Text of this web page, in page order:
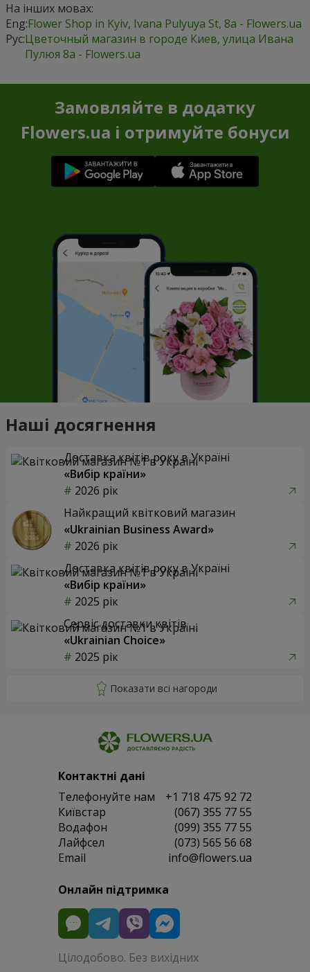
На інших мовах:
Eng:Flower Shop in Kyiv, Ivana Pulyuya St, 8а - Flowers.ua
Рус:Цветочный магазин в городе Киев, улица Ивана
Пулюя 8а - Flowers.ua
Замовляйте в додатку
Flowers.ua і отримуйте бонуси
Наші досягнення
Доставка квітів року в Україні
«Вибір країни»
2026 рік
Найкращий квітковий магазин
«Ukrainian Business Award»
2026 рік
Доставка квітів року в Україні
«Вибір країни»
2025 рік
Сервіс доставки квітів
«Ukrainian Choice»
2025 рік
Контактні дані
Телефонуйте нам
+1 718 475 92 72
Київстар
(067) 355 77 55
Водафон
(099) 355 77 55
Лайфсел
(073) 565 56 68
Email
info@flowers.ua
Онлайн підтримка
Цілодобово. Без вихідних